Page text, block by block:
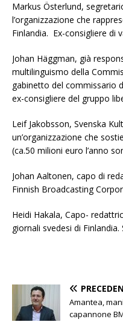
Markus Österlund,
l’organizzazione che
Finlandia. Ex-consigliere di
Johan Häggman, già
multilinguismo della
gabinetto del commissario
ex-consigliere del gruppo
Leif Jakobsson, Svenska
un’organizzazione che
(ca.50 milioni euro l’anno
Johan Aaltonen, capo di
Finnish Broadcasting
Heidi Hakala, Capo-
giornali svedesi di Finlandia.
Amantea,
capannone